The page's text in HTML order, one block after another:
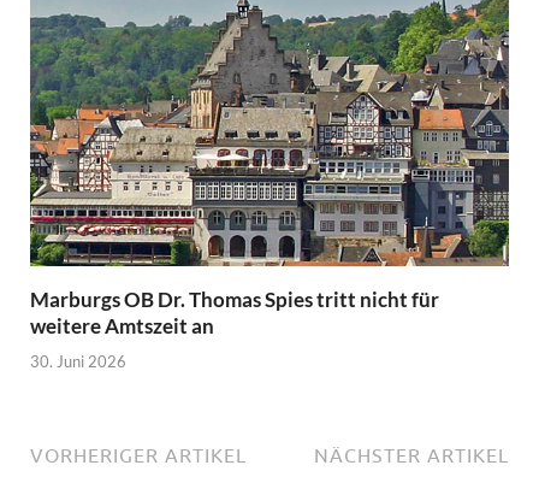
Marburgs OB Dr. Thomas Spies tritt nicht für
weitere Amtszeit an
30. Juni 2026
VORHERIGER ARTIKEL NÄCHSTER ARTIKEL